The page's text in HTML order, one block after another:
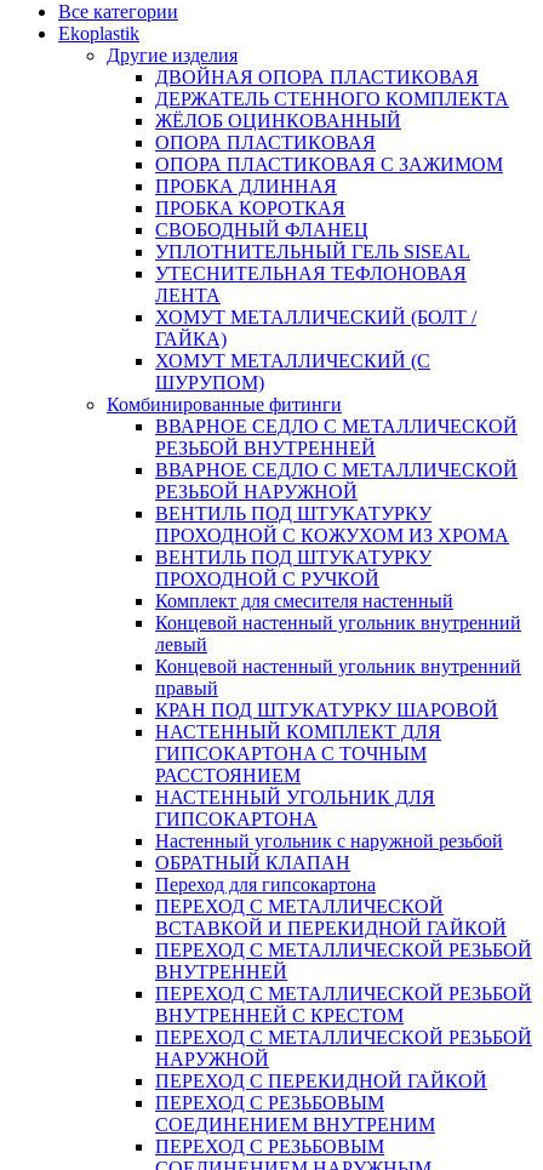
Все категории
Ekoplastik
Другие изделия
ДВОЙНАЯ ОПОРА ПЛАСТИКОВАЯ
ДЕРЖАТЕЛЬ СТЕННОГО КОМПЛЕКТА
ЖЁЛОБ ОЦИНКОВАННЫЙ
ОПОРА ПЛАСТИКОВАЯ
ОПОРА ПЛАСТИКОВАЯ С ЗАЖИМОМ
ПРОБКА ДЛИННАЯ
ПРОБКА КОРОТКАЯ
СВОБОДНЫЙ ФЛАНЕЦ
УПЛОТНИТЕЛЬНЫЙ ГЕЛЬ SISEAL
УТЕСНИТЕЛЬНАЯ ТЕФЛОНОВАЯ
ЛЕНТА
ХОМУТ МЕТАЛЛИЧЕСКИЙ (БОЛТ /
ГАЙКА)
ХОМУТ МЕТАЛЛИЧЕСКИЙ (С
ШУРУПОМ)
Комбинированные фитинги
ВВАРНОЕ СЕДЛО С МЕТАЛЛИЧЕСКОЙ
РЕЗЬБОЙ ВНУТРЕННЕЙ
ВВАРНОЕ СЕДЛО С МЕТАЛЛИЧЕСКОЙ
РЕЗЬБОЙ НАРУЖНОЙ
ВЕНТИЛЬ ПОД ШТУКАТУРКУ
ПРОХОДНОЙ С КОЖУХОМ ИЗ ХРОМА
ВЕНТИЛЬ ПОД ШТУКАТУРКУ
ПРОХОДНОЙ С РУЧКОЙ
Комплект для смесителя настенный
Концевой настенный угольник внутренний
левый
Концевой настенный угольник внутренний
правый
КРАН ПОД ШТУКАТУРКУ ШАРОВОЙ
НАСТЕННЫЙ КОМПЛЕКТ ДЛЯ
ГИПСОКАРТОНA С ТОЧНЫМ
РАССТОЯНИЕМ
НАСТЕННЫЙ УГОЛЬНИК ДЛЯ
ГИПСОКАРТОНА
Настенный угольник с наружной резьбой
ОБРАТНЫЙ КЛАПАН
Переход для гипсокартона
ПЕРЕХОД С МЕТАЛЛИЧЕСКОЙ
ВСТАВКОЙ И ПЕРЕКИДНОЙ ГАЙКОЙ
ПЕРЕХОД С МЕТАЛЛИЧЕСКОЙ РЕЗЬБОЙ
ВНУТРЕННЕЙ
ПЕРЕХОД С МЕТАЛЛИЧЕСКОЙ РЕЗЬБОЙ
ВНУТРЕННЕЙ С КРЕСТОМ
ПЕРЕХОД С МЕТАЛЛИЧЕСКОЙ РЕЗЬБОЙ
НАРУЖНОЙ
ПЕРЕХОД С ПЕРЕКИДНОЙ ГАЙКОЙ
ПЕРЕХОД С РЕЗЬБОВЫМ
СОЕДИНЕНИЕМ ВНУТРЕНИМ
ПЕРЕХОД С РЕЗЬБОВЫМ